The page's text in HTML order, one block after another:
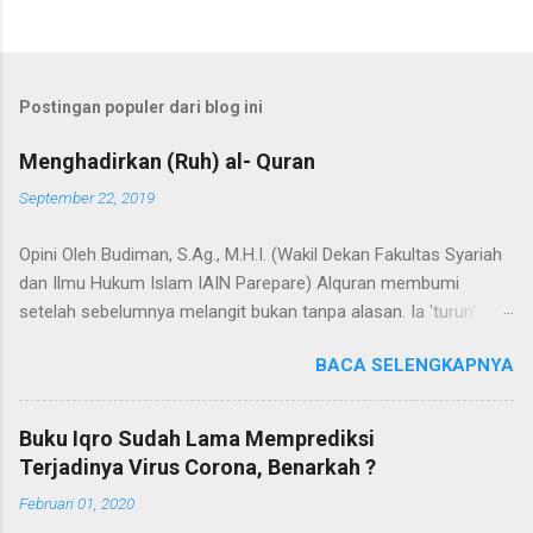
Postingan populer dari blog ini
Menghadirkan (Ruh) al- Quran
September 22, 2019
Opini Oleh Budiman, S.Ag., M.H.I. (Wakil Dekan Fakultas Syariah
dan Ilmu Hukum Islam IAIN Parepare) Alquran membumi
setelah sebelumnya melangit bukan tanpa alasan. Ia 'turun'
hudan (panduan) bagi segenap manusia dalam hidup dan
kehidupannya. Selain itu, Alquran adalah Annur dan Nur
(cahaya). Kedua terma ini menunjuk pada nama dan fungsi
Alquran yang dapat bermakna "cahaya" yang menerangi bumi,
langit, hati, bahkan semesta. Agaknya tidak berlebihan apabila
dinyatakan bahwa proses penyebarluasan cahaya di bumi
BACA SELENGKAPNYA
Buku Iqro Sudah Lama Memprediksi
Terjadinya Virus Corona, Benarkah ?
Februari 01, 2020